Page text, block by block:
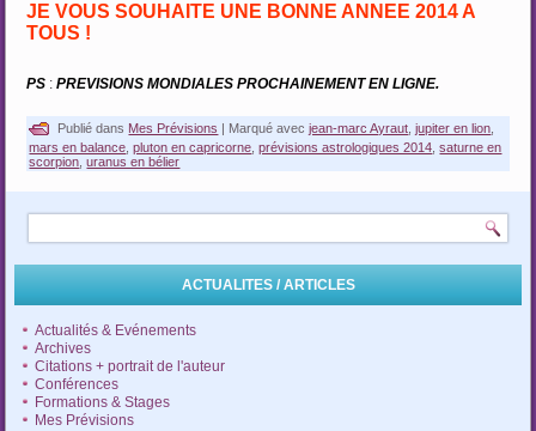
JE VOUS SOUHAITE UNE BONNE ANNEE 2014 A
TOUS !
PS : PREVISIONS MONDIALES PROCHAINEMENT EN LIGNE.
Publié dans Mes Prévisions Marqué avec jean-marc Ayraut ,jupiter en lion
mars en balance,pluton en capricorne,prévisions astrologiques 2014,saturne en
scorpion,uranus en bélier
ACTUALITES / ARTICLES
Actualités & Evénements
Archives
Citations + portrait de l'auteur
Conférences
Formations & Stages
Mes Prévisions